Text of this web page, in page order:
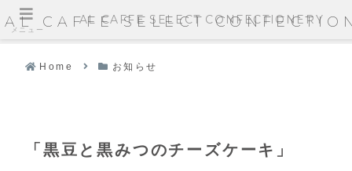
AL CAFFE SELECT
Home お知らせ
「黒豆と黒みつのチーズケーキ」
メニュー
AL CAFFE SELECT CONFECTIONERY